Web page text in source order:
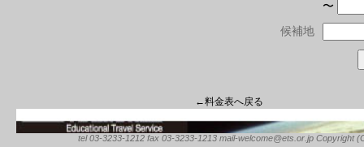
〜
候補地
←料金表へ戻る
tel 03-3233-1212 fax 03-3233-1213 mail-welcome@ets.or.jp Copyright